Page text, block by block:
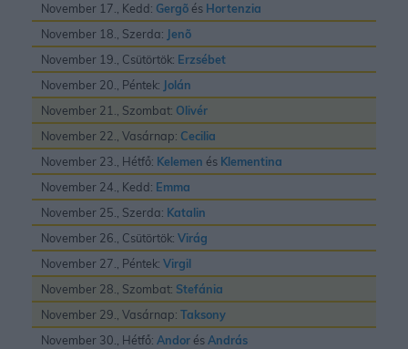
November 17., Kedd: Gergõ és Hortenzia
November 18., Szerda: Jenõ
November 19., Csütörtök: Erzsébet
November 20., Péntek: Jolán
November 21., Szombat: Olivér
November 22., Vasárnap: Cecilia
November 23., Hétfő: Kelemen és Klementina
November 24., Kedd: Emma
November 25., Szerda: Katalin
November 26., Csütörtök: Virág
November 27., Péntek: Virgil
November 28., Szombat: Stefánia
November 29., Vasárnap: Taksony
November 30., Hétfő: Andor ésAndrás